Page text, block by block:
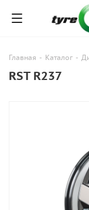
Главная - Каталог -
RST R237